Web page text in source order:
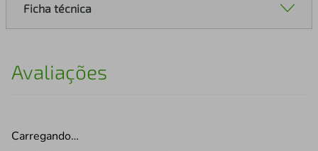
Ficha técnica
Avaliações
Carregando…